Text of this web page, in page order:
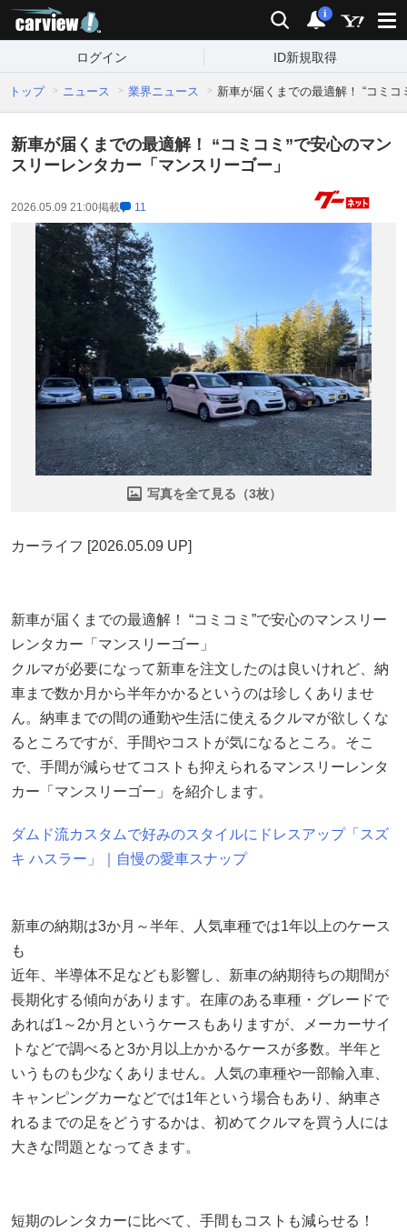
検索 通知
i
ログイン ID新規取得
トップ ニュース 業界ニュース 新車が届くまでの最適解！ “コミ
新車が届くまでの最適解！ “コミコミ”で安心のマン
スリーレンタカー「マンスリーゴー」
2026.05.09 21:00掲載 11
写真を全て見る（3枚）
カーライフ [2026.05.09 UP]
新車が届くまでの最適解！ “コミコミ”で安心のマンスリー
レンタカー「マンスリーゴー」
クルマが必要になって新車を注文したのは良いけれど、納
車まで数か月から半年かかるというのは珍しくありませ
ん。納車までの間の通勤や生活に使えるクルマが欲しくな
るところですが、手間やコストが気になるところ。そこ
で、手間が減らせてコストも抑えられるマンスリーレンタ
カー「マンスリーゴー」を紹介します。
ダムド流カスタムで好みのスタイルにドレスアップ「スズ
キ ハスラー」｜自慢の愛車スナップ
新車の納期は3か月～半年、人気車種では1年以上のケース
も
近年、半導体不足なども影響し、新車の納期待ちの期間が
長期化する傾向があります。在庫のある車種・グレードで
あれば1～2か月というケースもありますが、メーカーサイ
トなどで調べると3か月以上かかるケースが多数。半年と
いうものも少なくありません。人気の車種や一部輸入車、
キャンピングカーなどでは1年という場合もあり、納車さ
れるまでの足をどうするかは、初めてクルマを買う人には
大きな問題となってきます。
短期のレンタカーに比べて、手間もコストも減らせる！